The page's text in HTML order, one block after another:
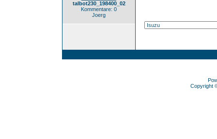
talbot230_198400_02
Kommentare: 0
Joerg
Copyright